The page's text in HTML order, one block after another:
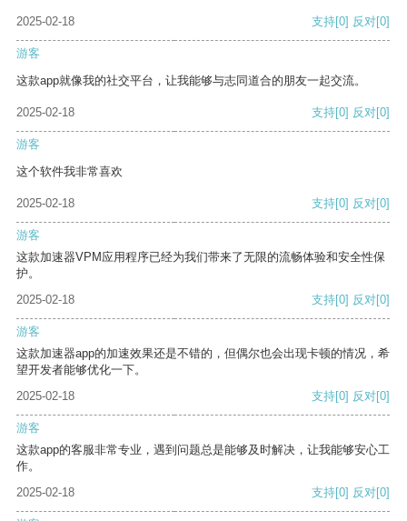
2025-02-18 支持[0] 反对[0]
游客
这款app就像我的社交平台，让我能够与志同道合的朋友一起交流。
2025-02-18 支持[0] 反对[0]
游客
这个软件我非常喜欢
2025-02-18 支持[0] 反对[0]
游客
这款加速器VPM应用程序已经为我们带来了无限的流畅体验和安全性保
护。
2025-02-18
支持[0] 反对[0]
游客
这款加速器app的加速效果还是不错的，但偶尔也会出现卡顿的情况，希
望开发者能够优化一下。
2025-02-18
支持[0] 反对[0]
游客
这款app的客服非常专业，遇到问题总是能够及时解决，让我能够安心工
作。
2025-02-18
支持[0] 反对[0]